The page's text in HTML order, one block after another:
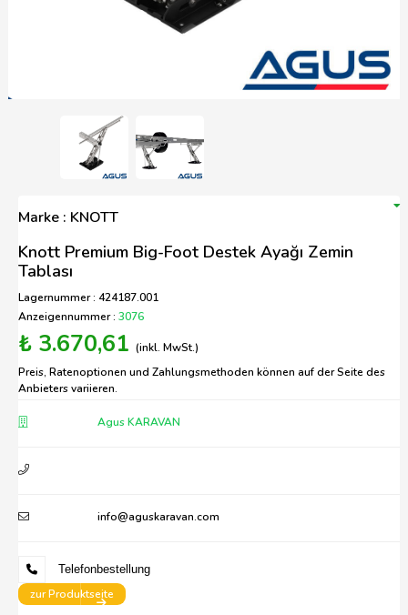
Marke : KNOTT
Knott Premium Big-Foot Destek Ayağı Zemin
Tablası
Lagernummer : 424187.001
Anzeigennummer : 3076
₺ 3.670,61 (inkl. MwSt.)
Preis, Ratenoptionen und Zahlungsmethoden können auf der Seite des
Anbieters variieren.
Agus KARAVAN
info@aguskaravan.com
Telefonbestellung
zur Produktseite